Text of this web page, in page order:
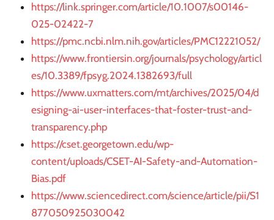
https://link.springer.com/article/10.1007/s00146-
025-02422-7
https://pmc.ncbi.nlm.nih.gov/articles/PMC12221052/
https://www.frontiersin.org/journals/psychology/articl
es/10.3389/fpsyg.2024.1382693/full
https://www.uxmatters.com/mt/archives/2025/04/d
esigning-ai-user-interfaces-that-foster-trust-and-
transparency.php
https://cset.georgetown.edu/wp-
content/uploads/CSET-AI-Safety-and-Automation-
Bias.pdf
https://www.sciencedirect.com/science/article/pii/S1
877050925030042